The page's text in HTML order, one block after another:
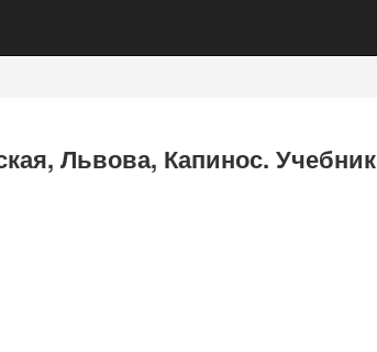
Львова, Капинос. Учебник